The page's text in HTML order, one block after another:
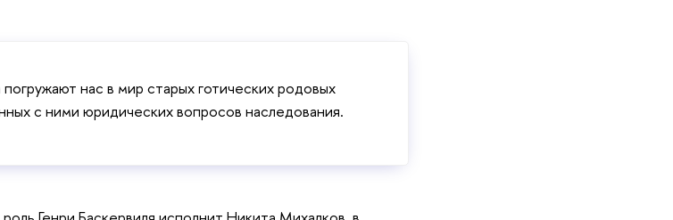
нас в мир старых готических родовых
с ними юридических вопросов наследования.